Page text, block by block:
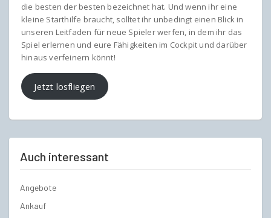
die besten der besten bezeichnet hat. Und wenn ihr eine
kleine Starthilfe braucht, solltet ihr unbedingt einen Blick in
unseren Leitfaden für neue Spieler werfen, in dem ihr das
Spiel erlernen und eure Fähigkeiten im Cockpit und darüber
hinaus verfeinern könnt!
Jetzt losfliegen
Auch interessant
Angebote
Ankauf